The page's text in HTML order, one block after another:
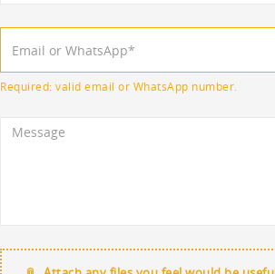
Required: valid email or WhatsApp number.